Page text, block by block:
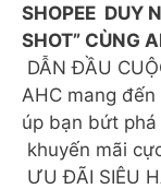
SHOPEE DUY
SHOT” CÙNG
DẪN ĐẦU
AHC mang đến
úp bạn bứt
khuyến mãi
ƯU ĐÃI SIÊU